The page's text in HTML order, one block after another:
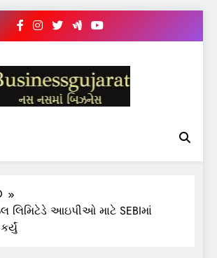
BUSINESS GUJARAT
લિમિટેડે આઇપીઓ માટે SEBIમાં